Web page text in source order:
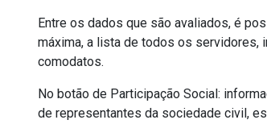
Entre os dados que são avaliados, é
máxima, a lista de todos os servidores,
comodatos.
No botão de Participação Social:
de representantes da sociedade civil,